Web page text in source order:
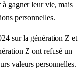
gagner leur vie, mais
personnelles.
sur la génération Z et
Z ont refusé un
valeurs personnelles.